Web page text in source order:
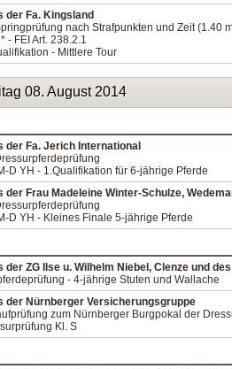
der Fa. Kingsland
nach Strafpunkten und Zeit (1.40
- FEI Art. 238.2.1
- Mittlere Tour
08. August 2014
der Fa. Jerich International
D YH - 1.Qualifikation für 6-jährige Pferde
der Frau Madeleine Winter-Schulze,
D YH - Kleines Finale 5-jährige Pferde
der ZG Ilse u. Wilhelm Niebel, Clenze und
- 4-jährige Stuten und Wallache
der Nürnberger Versicherungsgruppe
zum Nürnberger Burgpokal der
Kl. S